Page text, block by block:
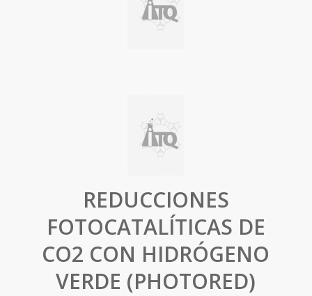
REDUCCIONES
FOTOCATALÍTICAS DE
CO2 CON HIDRÓGENO
VERDE (PHOTORED)